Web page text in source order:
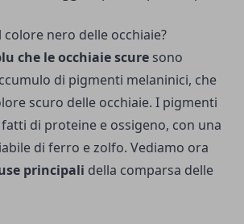
colore nero delle occhiaie?
che le occhiaie scure sono
di pigmenti melaninici, che
scuro delle occhiaie. I pigmenti
di proteine e ossigeno, con una
di ferro e zolfo. Vediamo ora
principali della comparsa delle